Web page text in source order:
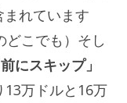
れています
どこでも）そし
前にスキップ」
13万ドルと16万